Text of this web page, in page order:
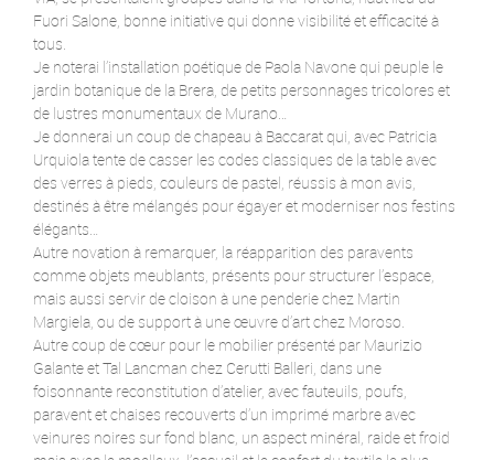
Fuori Salone, bonne initiative qui donne visibilité et efficacité à
tous.
Je noterai l’installation poétique de Paola Navone qui peuple le
jardin botanique de la Brera, de petits personnages tricolores et
de lustres monumentaux de Murano…
Je donnerai un coup de chapeau à Baccarat qui, avec Patricia
Urquiola tente de casser les codes classiques de la table avec
des verres à pieds, couleurs de pastel, réussis à mon avis,
destinés à être mélangés pour égayer et moderniser nos festins
élégants…
Autre novation à remarquer, la réapparition des paravents
comme objets meublants, présents pour structurer l’espace,
mais aussi servir de cloison à une penderie chez Martin
Margiela, ou de support à une œuvre d’art chez Moroso.
Autre coup de cœur pour le mobilier présenté par Maurizio
Galante et Tal Lancman chez Cerutti Balleri, dans une
foisonnante reconstitution d’atelier, avec fauteuils, poufs,
paravent et chaises recouverts d’un imprimé marbre avec
veinures noires sur fond blanc, un aspect minéral, raide et froid